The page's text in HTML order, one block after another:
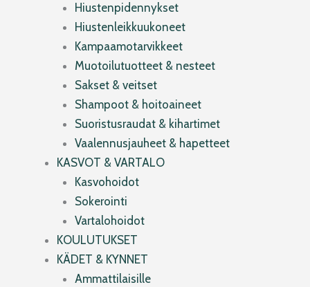
Hiustenpidennykset
Hiustenleikkuukoneet
Kampaamotarvikkeet
Muotoilutuotteet & nesteet
Sakset & veitset
Shampoot & hoitoaineet
Suoristusraudat & kihartimet
Vaalennusjauheet & hapetteet
KASVOT & VARTALO
Kasvohoidot
Sokerointi
Vartalohoidot
KOULUTUKSET
KÄDET & KYNNET
Ammattilaisille